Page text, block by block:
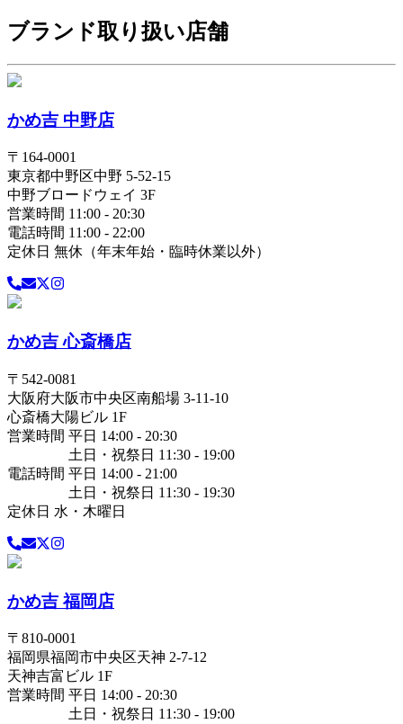
ブランド取り扱い店舗
かめ吉 中野店
〒 164-0001
東京都中野区中野 5-52-15
中野ブロードウェイ 3F
営業時間 11:00 - 20:30
電話時間 11:00 - 22:00
定休日 無休（年末年始・臨時休業以外）
かめ吉 心斎橋店
〒 542-0081
大阪府大阪市中央区南船場 3-11-10
心斎橋大陽ビル 1F
営業時間 平日 14:00 - 20:30
土日・祝祭日 11:30 - 19:00
電話時間 平日 14:00 - 21:00
土日・祝祭日 11:30 - 19:30
定休日 水・木曜日
かめ吉 福岡店
〒 810-0001
福岡県福岡市中央区天神 2-7-12
天神吉富ビル 1F
営業時間 平日 14:00 - 20:30
土日・祝祭日 11:30 - 19:00